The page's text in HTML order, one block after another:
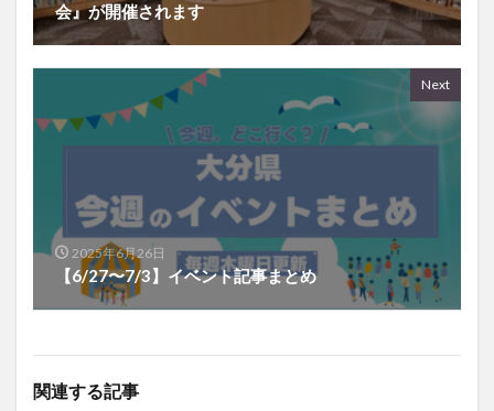
会』が開催されます
Next
2025年6月26日
【6/27〜7/3】イベント記事まとめ
関連する記事